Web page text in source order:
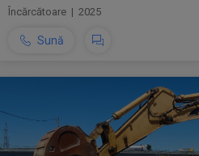
Încărcătoare | 2025
Sună